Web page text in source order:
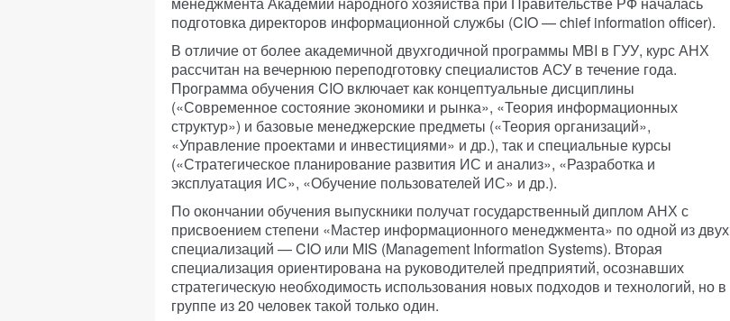
подготовка директоров информационной службы (CIO — chief information officer).
В отличие от более академичной двухгодичной программы MBI в ГУУ, курс АНХ
рассчитан на вечернюю переподготовку специалистов АСУ в течение года.
Программа обучения CIO включает как концептуальные дисциплины
(«Современное состояние экономики и рынка», «Теория информационных
структур») и базовые менеджерские предметы («Теория организаций»,
«Управление проектами и инвестициями» и др.), так и специальные курсы
(«Стратегическое планирование развития ИС и анализ», «Разработка и
эксплуатация ИС», «Обучение пользователей ИС» и др.).
По окончании обучения выпускники получат государственный диплом АНХ с
присвоением степени «Мастер информационного менеджмента» по одной из двух
специализаций — CIO или MIS (Management Information Systems). Вторая
специализация ориентирована на руководителей предприятий, осознавших
стратегическую необходимость использования новых подходов и технологий, но в
группе из 20 человек такой только один.